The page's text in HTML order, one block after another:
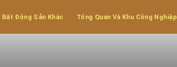
Bất Động Sản Khác Tổng Quan Và Khu Công Nghiệp